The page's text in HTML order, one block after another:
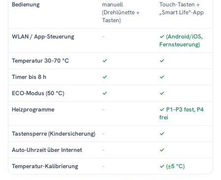
Bedienung
manuell
(Drehlünette +
Tasten)
Touch-Tasten +
„Smart Life“-App
WLAN / App-Steuerung –
✓ (Android/iOS,
Fernsteuerung)
Temperatur 30–70 °C ✓ ✓
Timer bis 8 h ✓ ✓
ECO-Modus (50 °C) ✓ ✓
Heizprogramme –
✓ P1–P3 fest, P4
frei
Tastensperre (Kindersicherung) – ✓
Auto-Uhrzeit über Internet – ✓
Temperatur-Kalibrierung – ✓ (±5 °C)